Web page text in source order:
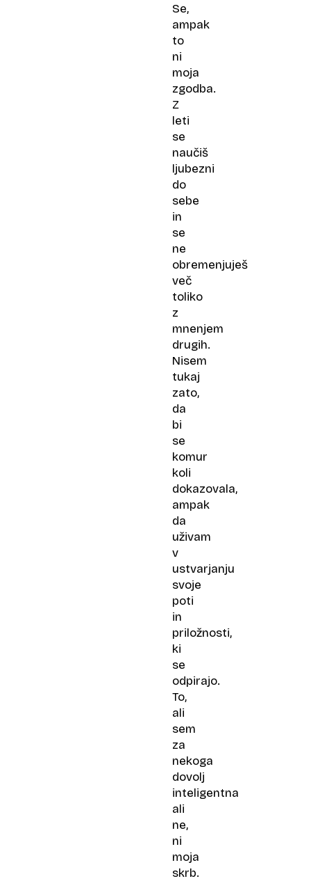
Se,
ampak
to
ni
moja
zgodba.
Z
leti
se
naučiš
ljubezni
do
sebe
in
se
ne
obremenjuješ
več
toliko
z
mnenjem
drugih.
Nisem
tukaj
zato,
da
bi
se
komur
koli
dokazovala,
ampak
da
uživam
v
ustvarjanju
svoje
poti
in
priložnosti,
ki
se
odpirajo.
To,
ali
sem
za
nekoga
dovolj
inteligentna
ali
ne,
ni
moja
skrb.